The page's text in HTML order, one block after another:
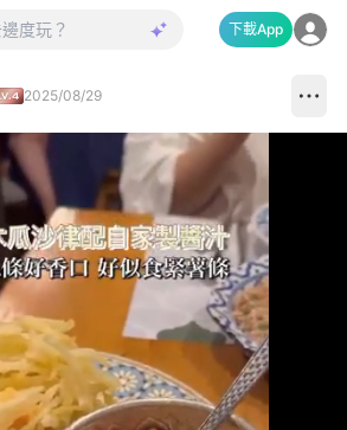
下載App
2025/08/29